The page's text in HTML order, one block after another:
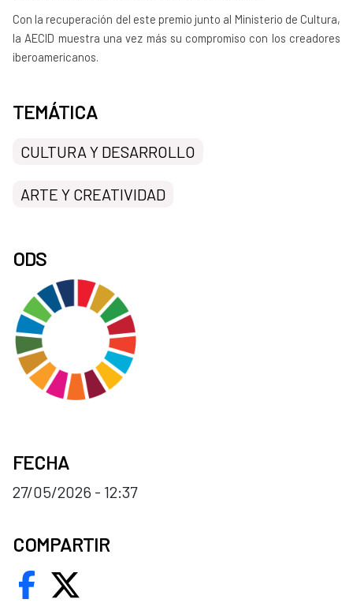
Con la recuperación del este premio junto al Ministerio de Cultura,
la AECID muestra una vez más su compromiso con los creadores
iberoamericanos.
TEMÁTICA
CULTURA Y DESARROLLO
ARTE Y CREATIVIDAD
ODS
FECHA
27/05/2026 - 12:37
COMPARTIR